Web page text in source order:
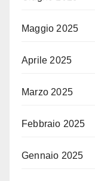
Maggio 2025
Aprile 2025
Marzo 2025
Febbraio 2025
Gennaio 2025